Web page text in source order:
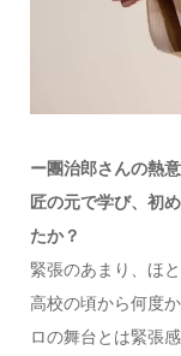
ー團治郎さんの熱
匠の元で学び、初
たか？
緊張のあまり、ほ
高校の頃から何度
ロの舞台とは緊張